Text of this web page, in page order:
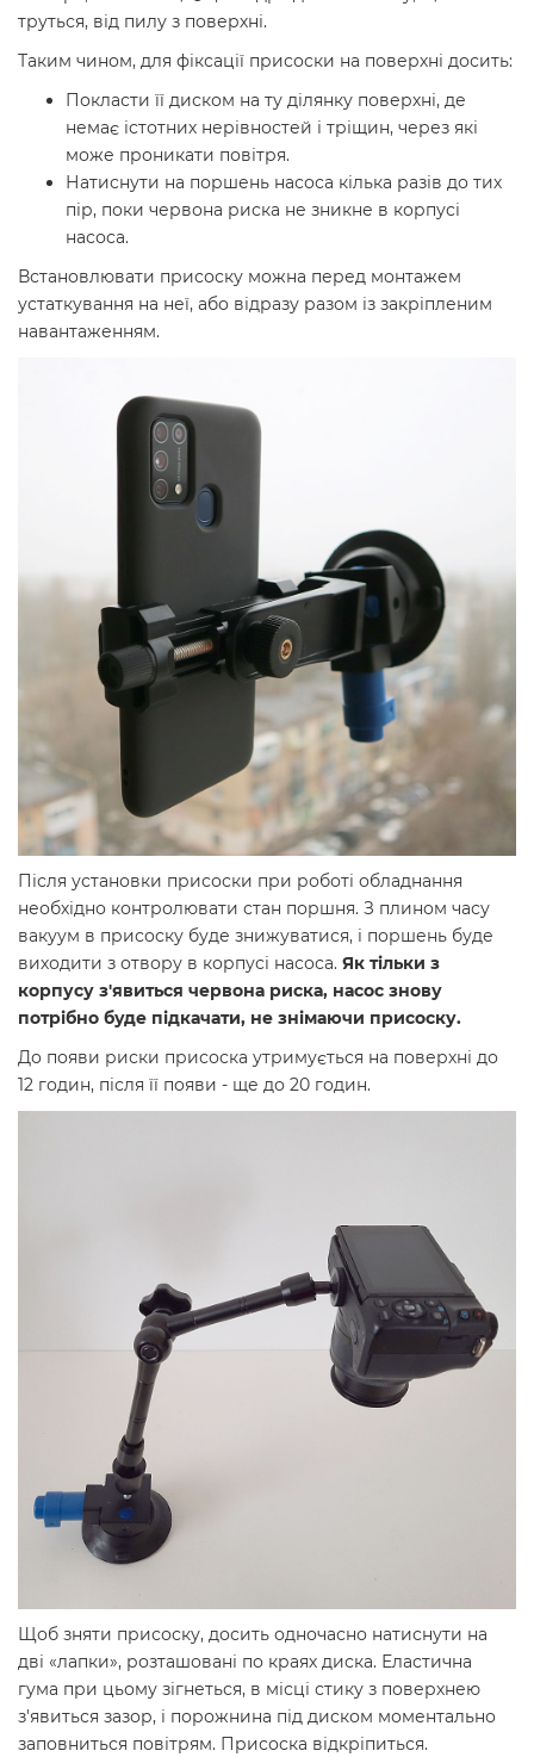
труться, від пилу з поверхні.
Таким чином, для фіксації присоски на поверхні досить:
Покласти її диском на ту ділянку поверхні, де
немає істотних нерівностей і тріщин, через які
може проникати повітря.
Натиснути на поршень насоса кілька разів до тих
пір, поки червона риска не зникне в корпусі
насоса.
Встановлювати присоску можна перед монтажем
устаткування на неї, або відразу разом із закріпленим
навантаженням.
Після установки присоски при роботі обладнання
необхідно контролювати стан поршня. З плином часу
вакуум в присоску буде знижуватися, і поршень буде
виходити з отвору в корпусі насоса. Як тільки з
корпусу з'явиться червона риска, насос знову
потрібно буде підкачати, не знімаючи присоску.
До появи риски присоска утримується на поверхні до
12 годин, після її появи - ще до 20 годин.
Щоб зняти присоску, досить одночасно натиснути на
дві «лапки», розташовані по краях диска. Еластична
гума при цьому зігнеться, в місці стику з поверхнею
з'явиться зазор, і порожнина під диском моментально
заповниться повітрям. Присоска відкріпиться.